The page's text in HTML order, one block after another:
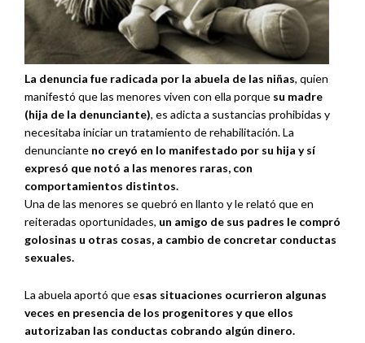
La denuncia fue radicada por la abuela de las niñas, quien
manifestó que las menores viven con ella porque su madre
(hija de la denunciante), es adicta a sustancias prohibidas y
necesitaba iniciar un tratamiento de rehabilitación. La
denunciante no creyó en lo manifestado por su hija y sí
expresó que notó a las menores raras, con
comportamientos distintos.
Una de las menores se quebró en llanto y le relató que en
reiteradas oportunidades, un amigo de sus padres le compró
golosinas u otras cosas, a cambio de concretar conductas
sexuales.
La abuela aportó que esas situaciones ocurrieron algunas
veces en presencia de los progenitores y que ellos
autorizaban las conductas cobrando algún dinero.